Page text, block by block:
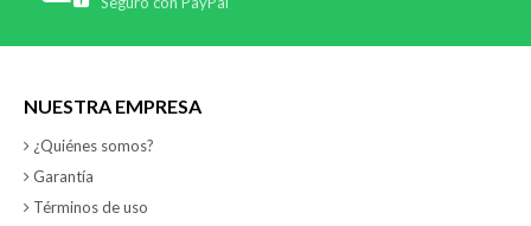
NUESTRA EMPRESA
¿Quiénes somos?
Garantía
Términos de uso